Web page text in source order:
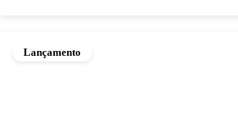
Lançamento